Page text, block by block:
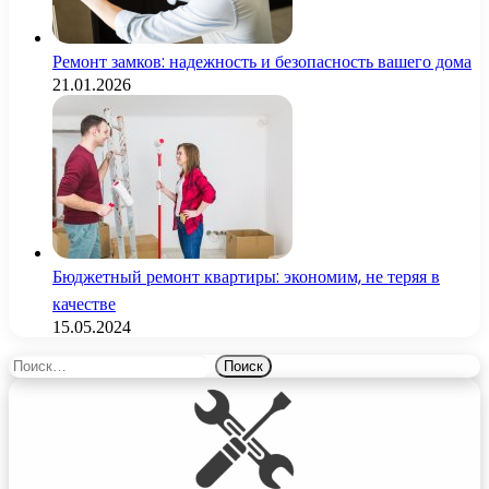
Ремонт замков: надежность и безопасность вашего дома
21.01.2026
Бюджетный ремонт квартиры: экономим, не теряя в
качестве
15.05.2024
Найти: